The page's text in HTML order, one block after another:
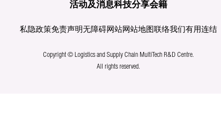
活动及消息科技分享会籍
私隐政策免责声明无障碍网站网站地图联络我们有用连结
Copyright © Logistics and Supply Chain MultiTech R&D Centre.
All rights reserved.